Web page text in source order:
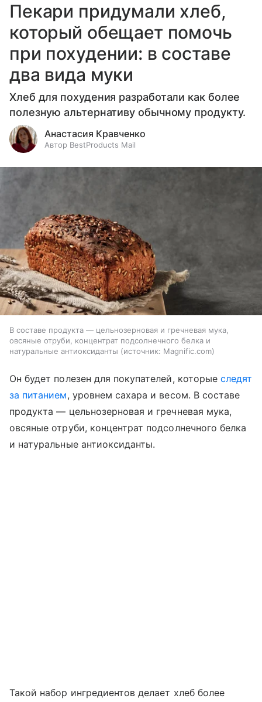
Пекари придумали хлеб,
который обещает помочь
при похудении: в составе
два вида муки
Хлеб для похудения разработали как более
полезную альтернативу обычному продукту.
Анастасия Кравченко
Автор BestProducts Mail
В составе продукта — цельнозерновая и гречневая мука,
овсяные отруби, концентрат подсолнечного белка и
натуральные антиоксиданты
источник: Magnific.com
Он будет полезен для покупателей, которыеследят
за питанием, уровнем сахара и весом. В составе
продукта — цельнозерновая и гречневая мука,
овсяные отруби, концентрат подсолнечного белка
и натуральные антиоксиданты.
Такой набор ингредиентов делает хлеб более